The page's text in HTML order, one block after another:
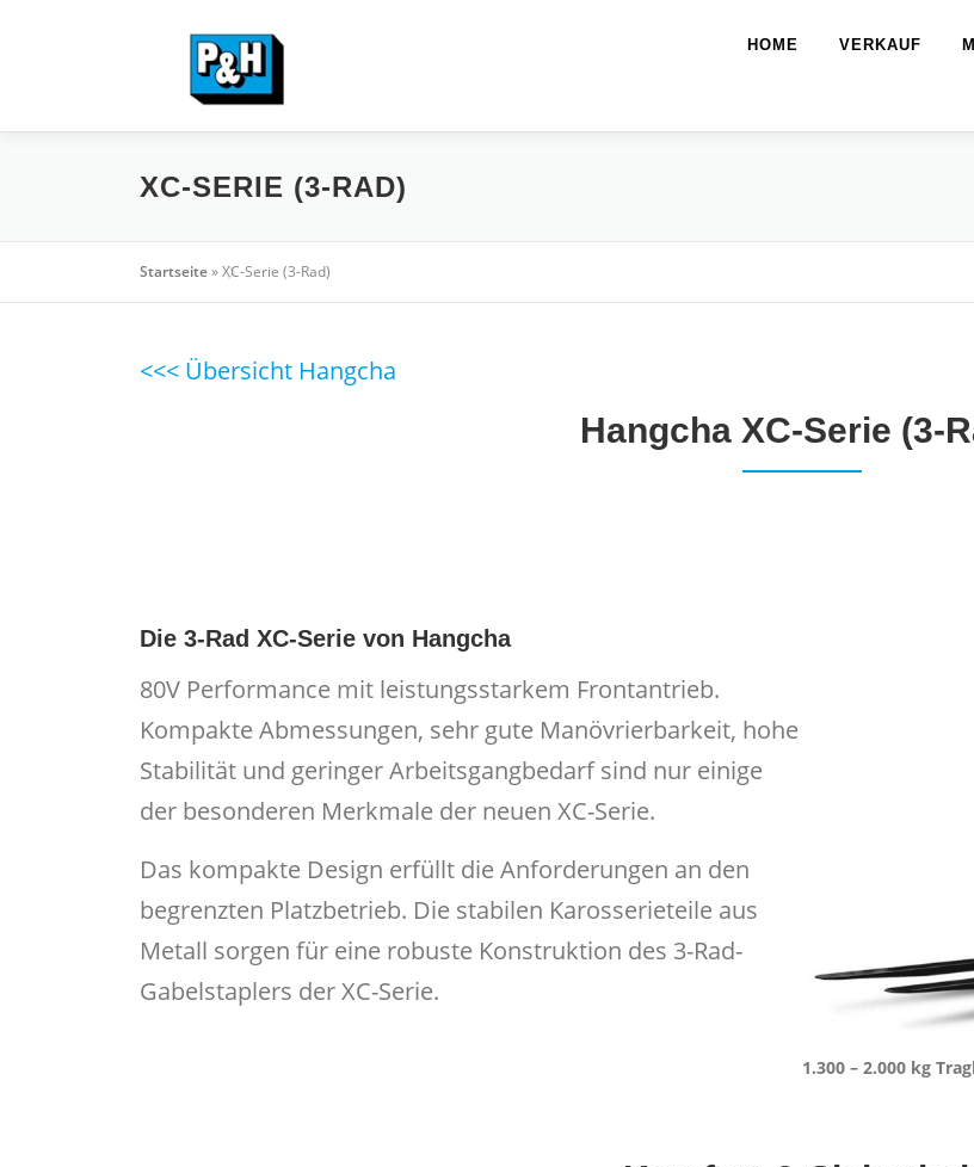
HOME VERKAUF
XC-SERIE (3-RAD)
Startseite»XC-Serie (3-Rad)
<<< Übersicht Hangcha
Hangcha XC-Serie (3-
Die 3-Rad XC-Serie von Hangcha
80V Performance mit leistungsstarkem Frontantrieb.
Kompakte Abmessungen, sehr gute Manövrierbarkeit, hohe
Stabilität und geringer Arbeitsgangbedarf sind nur einige
der besonderen Merkmale der neuen XC-Serie.
Das kompakte Design erfüllt die Anforderungen an den
begrenzten Platzbetrieb. Die stabilen Karosserieteile aus
Metall sorgen für eine robuste Konstruktion des 3-Rad-
Gabelstaplers der XC-Serie.
1.300 – 2.000 kg